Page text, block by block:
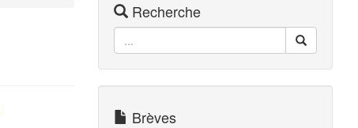
Recherche
Brèves